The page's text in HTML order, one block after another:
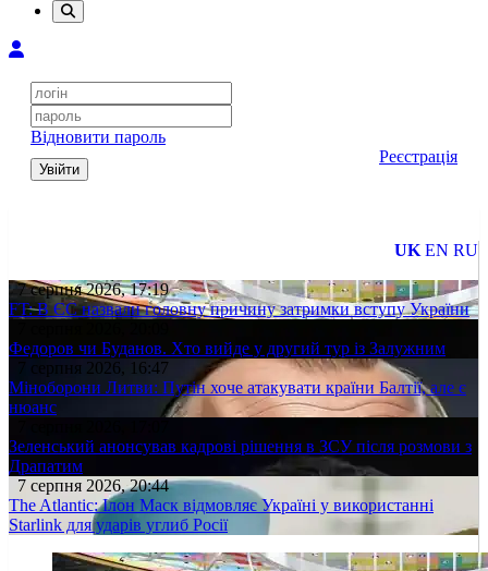
Відновити пароль
Увійти
Реєстрація
UK EN RU
7 серпня 2026, 17:19
FT: В ЄС назвали головну причину затримки вступу України
Федоров чи Буданов. Хто вийде у другий тур із Залужним
7 серпня 2026, 16:47
Міноборони Литви: Путін хоче атакувати країни Балтії, але є
нюанс
Зеленський анонсував кадрові рішення в ЗСУ після розмови з
Драпатим
7 серпня 2026, 20:44
The Atlantic: Ілон Маск відмовляє Україні у використанні
Starlink для ударів углиб Росії